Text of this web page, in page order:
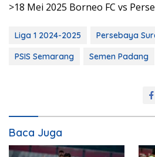
>18 Mei 2025 Borneo FC vs
Liga 1 2024-2025
Persebaya
PSIS Semarang
Semen Padang
Baca Juga